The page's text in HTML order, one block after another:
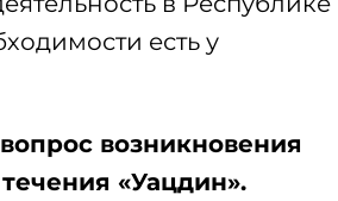
есть у
возникновения
«Уацдин».